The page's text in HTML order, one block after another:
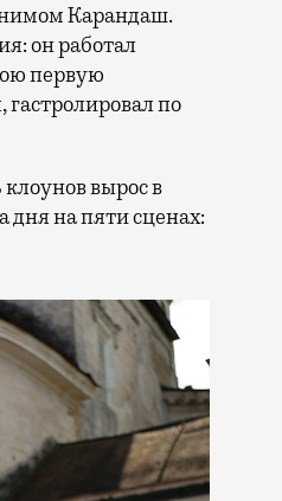
Карандаш.
он работал
первую
по
вырос в
на пяти сценах: